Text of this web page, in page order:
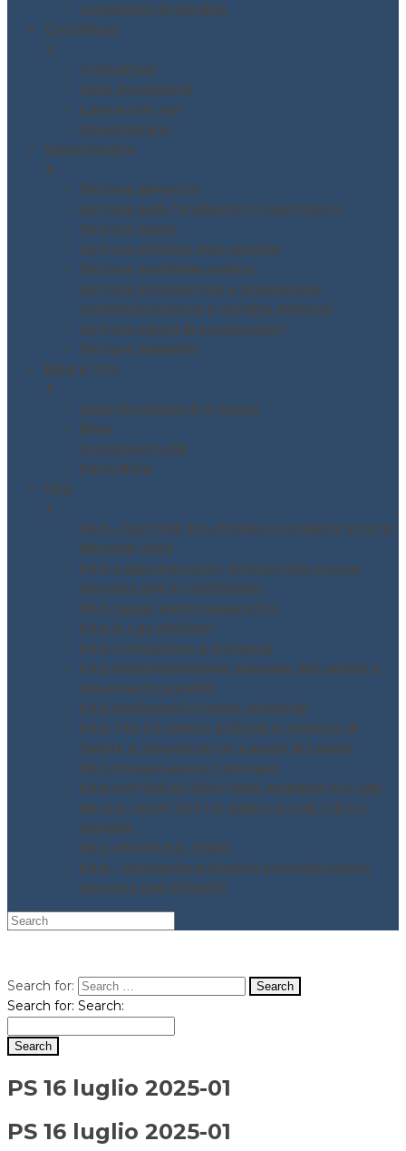
Condizioni di vendita
Contattaci
▼
Contattaci
Invio documenti
Lavora con noi
Questionario
Questionario
▼
Settore generico
Settore edili / impiantisti / costruzioni
Settore legno
Settore officine meccaniche
Settore metalmeccanico
Settore Ristorazione e produzione,
somministrazione e vendita Alimenti
Settore saloni di acconciatori
Settore trasporti
Blog e Info
▼
Approfondimenti in breve
Blog
Documenti utili
Fonti Blog
FAQ
▼
FAQ – DATORE DI LAVORO ACCORDO STATO
REGIONI 2025
FAQ Aggiornamento Antincendio nuovo
Decreto DM 01-02/09/2021
FAQ campi elettromagnetici
FAQ D.Lgs 231/2001
FAQ Formazione a Distanza
FAQ Movimentazione manuale dei carichi e
movimenti ripetitivi
FAQ Radiazioni Ottiche Artificiali
FAQ TESTO UNICO 81/2028 in materia di
Salute e Sicurezza nei Luoghi di Lavoro
FAQ Stress Lavoro Correlato
FAQ SISTEMI DI GESTIONE AMBIENTALE UNI
EN ISO 14001 TUTTO QUELLO CHE C’È DA
SAPERE
FAQ UNI EN ISO 37001
FAQ – Valutazione Rischio incendio nuovo
Decreto DM 03/06/21
Search for:
Search for: Search:
PS 16 luglio 2025-01
PS 16 luglio 2025-01